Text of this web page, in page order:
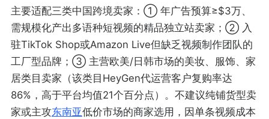
主要适配三类中国跨境卖家：① 年广告预算≥$3万、
需规模化产出多语种短视频的精品独立站卖家；② 入
驻TikTok Shop或Amazon Live但缺乏视频制作团队的
工厂型品牌；③ 主营欧美/日韩市场的美妆、服饰、家
居类目卖家（该类目HeyGen代运营客户复购率达
86%，高于平台均值21个百分点）。不建议纯铺货型卖
家或主攻东南亚低价市场的商家选用，因单条视频成本